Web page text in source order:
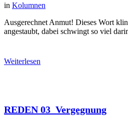
in Kolumnen
Ausgerechnet Anmut! Dieses Wort
angestaubt, dabei schwingt so viel
Weiterlesen
REDEN 03_Vergegnung